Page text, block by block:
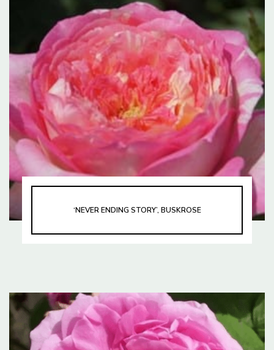
‘NEVER ENDING STORY’, BUSKROSE